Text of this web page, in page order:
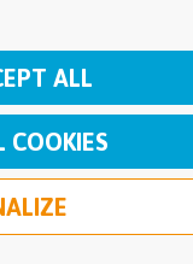
ALL
COOKIES